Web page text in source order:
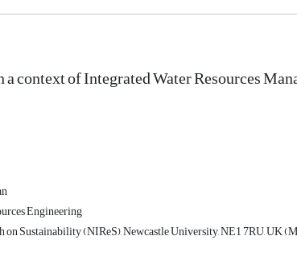
context of Integrated Water Resources
Engineering
on Sustainability (NIReS), Newcastle University, NE1 7RU, UK